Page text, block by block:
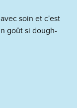
soin et c'est
goût si dough-